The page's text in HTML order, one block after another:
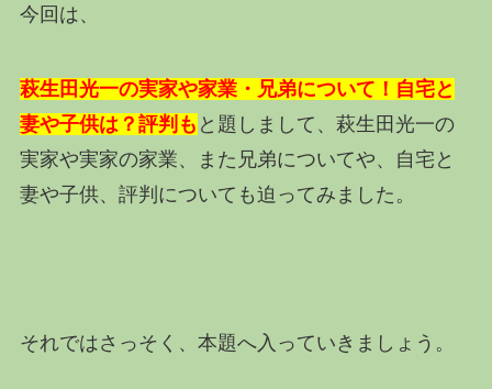
今回は、
萩生田光一の実家や家業・兄弟について！自宅と
妻や子供は？評判も と題しまして、萩生田光一の
実家や実家の家業、また兄弟についてや、自宅と
妻や子供、評判についても迫ってみました。
それではさっそく、本題へ入っていきましょう。